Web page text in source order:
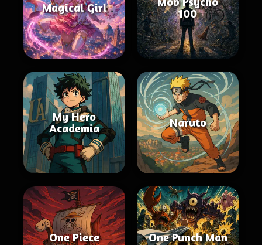
Magical Girl
100
My Hero
Academia
Naruto
One Piece One Punch Man